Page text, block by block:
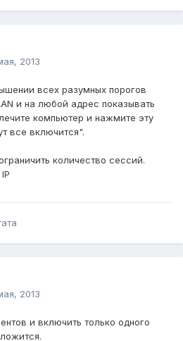
2013
всех разумных порогов
и на любой адрес показывать
компьютер и нажмите эту
все включится".
количество сессий.
2013
и включить только одного